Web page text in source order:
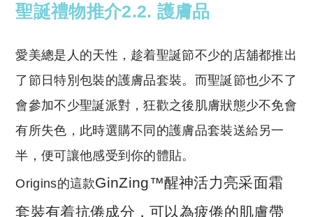
聖誕禮物推介2.2. 護膚品
愛美總是人的天性，趁着聖誕節不少的店舖都推出
了節日特別包裝的護膚品套裝。而聖誕節也少不了
會參加不少聖誕派對，狂歡之後肌膚狀態少不免會
有所失色，此時選購不同的護膚品套裝送給另一
半，便可讓他感受到你的體貼。
Origins的這款GinZing™醒神活力亮采面霜
套裝有着抗倦成分，可以為疲倦的肌膚帶